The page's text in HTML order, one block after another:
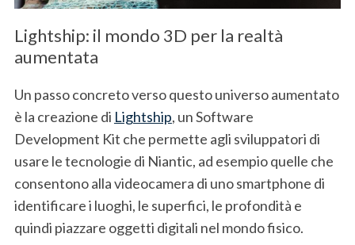
Lightship: il mondo 3D per la realtà
aumentata
Un passo concreto verso questo universo aumentato
è la creazione di Lightship, un Software
Development Kit che permette agli sviluppatori di
usare le tecnologie di Niantic, ad esempio quelle che
consentono alla videocamera di uno smartphone di
identificare i luoghi, le superfici, le profondità e
quindi piazzare oggetti digitali nel mondo fisico.